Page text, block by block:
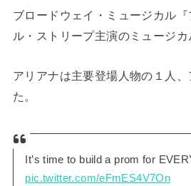
ブロードウェイ・ミュージカル
ル・ストリープ主演のミュージカ
アリアナは主要登場人物の１人
た。
It’s time to build a prom for
pic.twitter.com/eFmES4V7On